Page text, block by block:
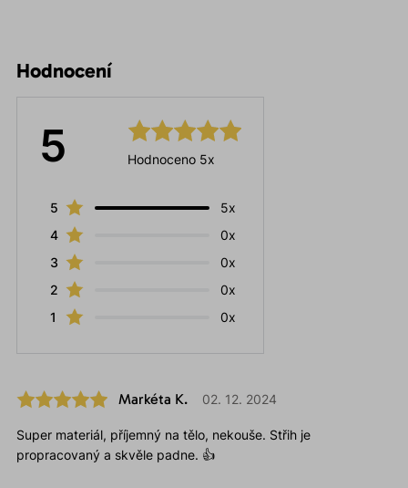
Hodnocení
5 Hodnoceno 5x
5
5x
4
0x
3
0x
2
0x
1
0x
Markéta K. 02. 12. 2024
Super materiál, příjemný na tělo, nekouše. Střih je
propracovaný a skvěle padne. 👍